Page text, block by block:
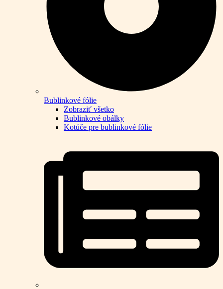
Bublinkové fólie
Zobraziť všetko
Bublinkové obálky
Kotúče pre bublinkové fólie